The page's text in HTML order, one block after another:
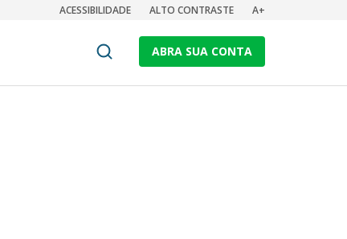
ACESSIBILIDADE ALTO CONTRASTE A+
ABRA SUA CONTA